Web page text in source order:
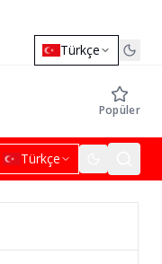
Türkçe
Popüler
Türkçe